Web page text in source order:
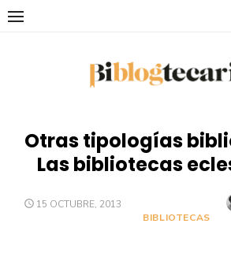
Saltar
Otras tipologías
Las bibliotecas
PUBLICADO
15 OCTUBRE, 2013
BIBLIOTECAS